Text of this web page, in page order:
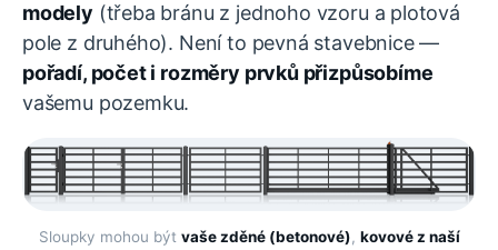
modely (třeba bránu z jednoho vzoru a plotová
pole z druhého). Není to pevná stavebnice —
pořadí, počet i rozměry prvků přizpůsobíme
vašemu pozemku.
Sloupky mohou být vaše zděné (betonové), kovové z naší